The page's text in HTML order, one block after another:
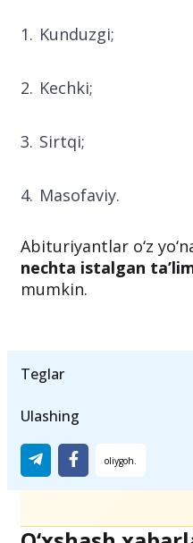
Kunduzgi;
Kechki;
Sirtqi;
Masofaviy.
Ulashing